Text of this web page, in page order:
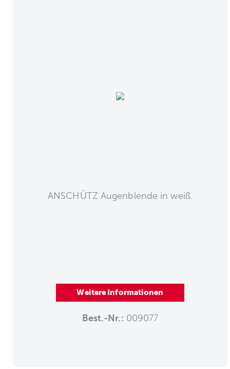
ANSCHÜTZ Augenblende in weiß.
Weitere Informationen
Best.-Nr.: 009077